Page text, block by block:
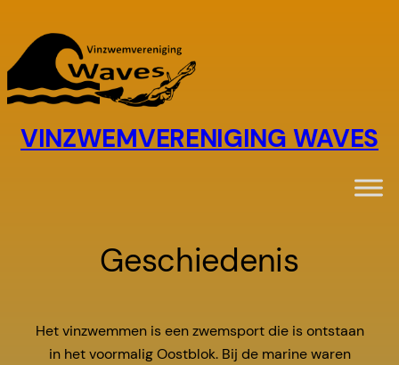
naar
de
inhoud
VINZWEMVERENIGING WAVES
Geschiedenis
Het vinzwemmen is een zwemsport die is ontstaan
in het voormalig Oostblok. Bij de marine waren